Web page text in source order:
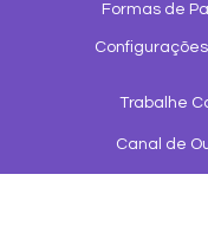
Formas de
Trabalhe
Canal de